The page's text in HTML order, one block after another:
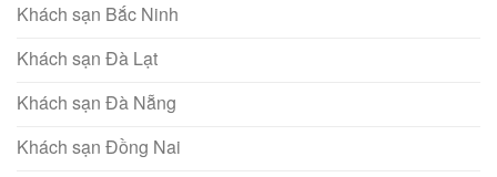
Khách sạn Bắc Ninh
Khách sạn Đà Lạt
Khách sạn Đà Nẵng
Khách sạn Đồng Nai